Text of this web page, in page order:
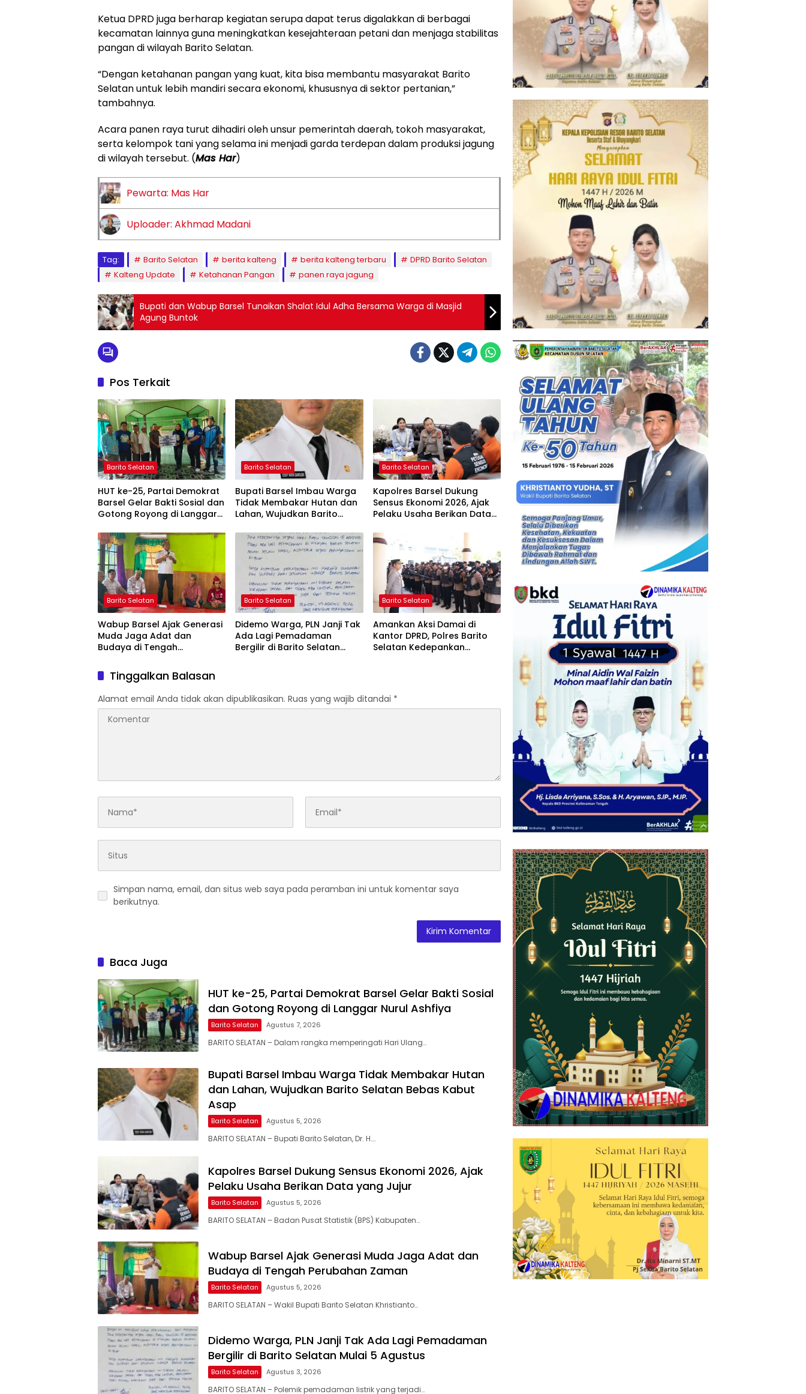
Ketua DPRD juga berharap kegiatan serupa dapat terus digalakkan di berbagai
kecamatan lainnya guna meningkatkan kesejahteraan petani dan menjaga stabilitas
pangan di wilayah Barito Selatan.
“Dengan ketahanan pangan yang kuat, kita bisa membantu masyarakat Barito
Selatan untuk lebih mandiri secara ekonomi, khususnya di sektor pertanian,”
tambahnya.
Acara panen raya turut dihadiri oleh unsur pemerintah daerah, tokoh masyarakat,
serta kelompok tani yang selama ini menjadi garda terdepan dalam produksi jagung
di wilayah tersebut. (Mas Har)
Pewarta: Mas Har
Uploader: Akhmad Madani
Tag: Barito Selatan berita kalteng berita kalteng terbaru
DPRD Barito Selatan
Kalteng Update
Ketahanan Pangan panen raya jagung
Bupati dan Wabup Barsel Tunaikan Shalat Idul Adha Bersama Warga di Masjid
Agung Buntok
Pos Terkait
Barito Selatan
HUT ke-25, Partai Demokrat
Barsel Gelar Bakti Sosial dan
Gotong Royong di Langgar
Barito Selatan
Bupati Barsel Imbau Warga
Tidak Membakar Hutan dan
Lahan, Wujudkan Barito
Barito Selatan
Kapolres Barsel Dukung
Sensus Ekonomi 2026, Ajak
Pelaku Usaha Berikan Data
Barito Selatan
Wabup Barsel Ajak Generasi
Muda Jaga Adat dan
Budaya di Tengah
Barito Selatan
Didemo Warga, PLN Janji Tak
Ada Lagi Pemadaman
Bergilir di Barito Selatan
Barito Selatan
Amankan Aksi Damai di
Kantor DPRD, Polres Barito
Selatan Kedepankan
Tinggalkan Balasan
Alamat email Anda tidak akan dipublikasikan. Ruas yang wajib ditandai *
Simpan nama, email, dan situs web saya pada peramban ini untuk komentar saya
berikutnya.
Baca Juga
HUT ke-25, Partai Demokrat Barsel Gelar Bakti Sosial
dan Gotong Royong di Langgar Nurul Ashfiya
Barito Selatan Agustus 7, 2026
BARITO SELATAN – Dalam rangka memperingati Hari Ulang…
Bupati Barsel Imbau Warga Tidak Membakar Hutan
dan Lahan, Wujudkan Barito Selatan Bebas Kabut
Asap
Barito Selatan Agustus 5, 2026
BARITO SELATAN – Bupati Barito Selatan, Dr. H….
Kapolres Barsel Dukung Sensus Ekonomi 2026, Ajak
Pelaku Usaha Berikan Data yang Jujur
Barito Selatan Agustus 5, 2026
BARITO SELATAN – Badan Pusat Statistik (BPS) Kabupaten…
Wabup Barsel Ajak Generasi Muda Jaga Adat dan
Budaya di Tengah Perubahan Zaman
Barito Selatan Agustus 5, 2026
BARITO SELATAN – Wakil Bupati Barito Selatan Khristianto…
Didemo Warga, PLN Janji Tak Ada Lagi Pemadaman
Bergilir di Barito Selatan Mulai 5 Agustus
Barito Selatan Agustus 3, 2026
BARITO SELATAN – Polemik pemadaman listrik yang terjadi…